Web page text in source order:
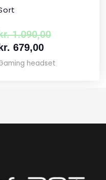
1.090,00
679,00
headset